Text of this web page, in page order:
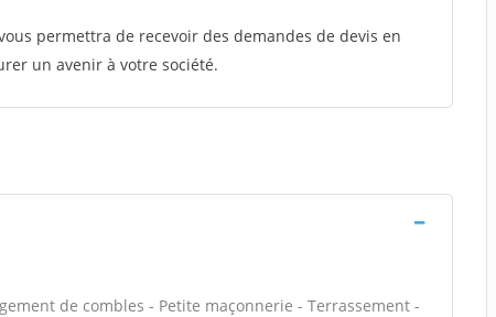
permettra de recevoir des demandes de devis en
un avenir à votre société.
de combles - Petite maçonnerie - Terrassement -